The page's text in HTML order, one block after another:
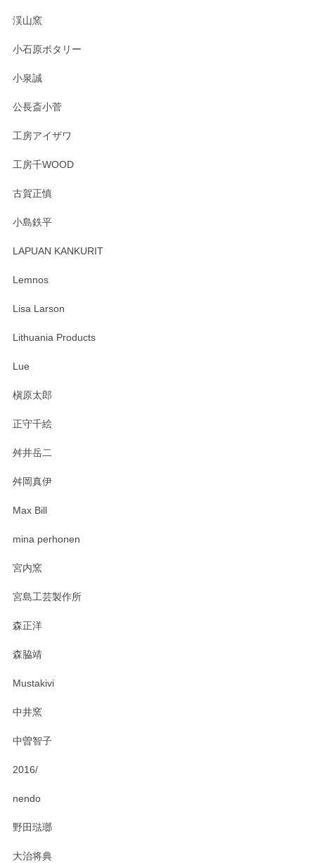
淡いグリーンのカラーがとても可愛いです❤️ ありがとうござ
す。 素敵な湯呑みでとても気に入りました。 発送も早く、
たm(_)m
います。無事に届いたようで安心いたしまし
おかけしました。 ありがとうございます。
渓山窯
小石原ポタリー
小泉誠
公長斎小菅
工房アイザワ
工房千WOOD
古賀正慎
小島鉄平
LAPUAN KANKURIT
Lemnos
Lisa Larson
Lithuania Products
Lue
槇原太郎
正守千絵
舛井岳二
舛岡真伊
Max Bill
mina perhonen
宮内窯
宮島工芸製作所
森正洋
森脇靖
Mustakivi
中井窯
中曽智子
2016/
nendo
野田琺瑯
大治将典